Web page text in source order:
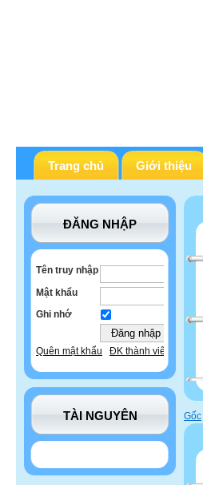
Trang chủ Giới thiệu
ĐĂNG NHẬP
Tên truy nhập
Mật khẩu
Ghi nhớ
Quên mật khẩu ĐK thành viên
TÀI NGUYÊN Gốc